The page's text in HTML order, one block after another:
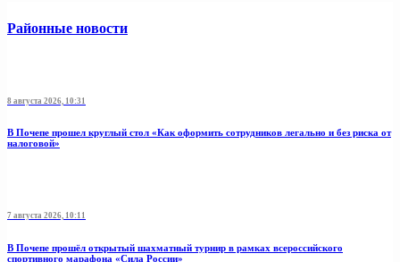
Районные новости
8 августа 2026, 10:31
В Почепе прошел круглый стол «Как оформить сотрудников легально и без риска от
налоговой»
7 августа 2026, 10:11
В Почепе прошёл открытый шахматный турнир в рамках всероссийского
спортивного марафона «Сила России»